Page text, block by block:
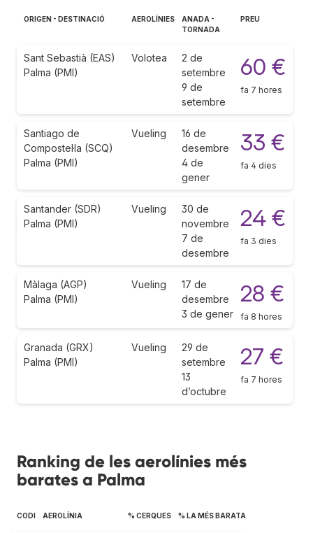
ORIGEN - DESTINACIÓ AEROLÍNIES
ANADA -
TORNADA
PREU
Sant Sebastià (EAS)
Palma (PMI)
Volotea
2 de
setembre
9 de
setembre
60 €
fa 7 hores
Santiago de
Compostel·la (SCQ)
Palma (PMI)
Vueling
16 de
desembre
4 de
gener
33 €
fa 4 dies
Santander (SDR)
Palma (PMI)
Vueling
30 de
novembre
7 de
desembre
24 €
fa 3 dies
Màlaga (AGP)
Palma (PMI)
Vueling
17 de
desembre
3 de gener
28 €
fa 8 hores
Granada (GRX)
Palma (PMI)
Vueling
29 de
setembre
13
d’octubre
27 €
fa 7 hores
Ranking de les aerolínies més
barates a Palma
CODI AEROLÍNIA % CERQUES % LA MÉS BARATA